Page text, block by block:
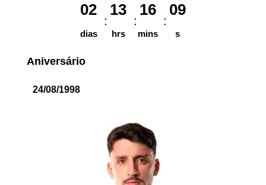
02
dias
13
hrs
16
mins
09
s
Aniversário
24/08/1998